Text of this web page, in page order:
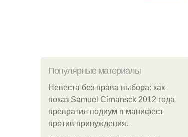
Популярные материалы
Невеста без права выбора: как
показ Samuel Cirnansck 2012 года
превратил подиум в манифест
против принуждения.